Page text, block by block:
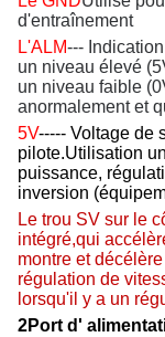
d'entraînement
L'ALM---
un niveau élevé
un niveau faible
anormalement et
5V----- Voltage de
pilote.Utilisation
puissance,
inversion
Le trou SV sur le
intégré,qui
montre et
régulation de
lorsqu'il y a un
2Port d'